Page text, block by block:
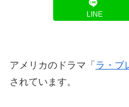
LINE
アメリカのドラマ「 ラ・ブ
されています。